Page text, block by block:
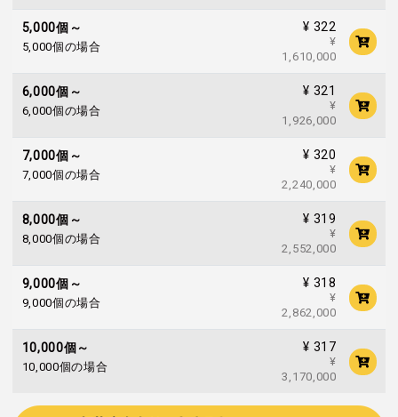
5,000個～
5,000個の場合
¥ 322
¥
1,610,000
6,000個～
6,000個の場合
¥ 321
¥
1,926,000
7,000個～
7,000個の場合
¥ 320
¥
2,240,000
8,000個～
8,000個の場合
¥ 319
¥
2,552,000
9,000個～
9,000個の場合
¥ 318
¥
2,862,000
10,000個～
10,000個の場合
¥ 317
¥
3,170,000